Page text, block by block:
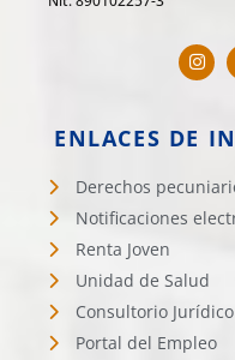
ENLACES DE
Derechos
Notificaciones
Renta Joven
Unidad de Salud
Consultorio
Portal del Empleo